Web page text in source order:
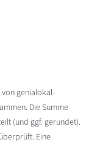
von genialokal-
Die Summe
(und ggf. gerundet).
Eine